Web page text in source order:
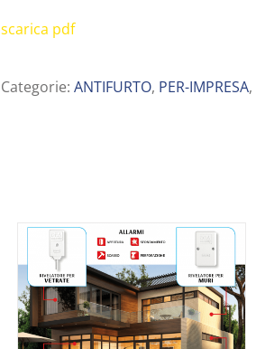
scarica pdf
Categorie:ANTIFURTO, PER-IMPRESA,